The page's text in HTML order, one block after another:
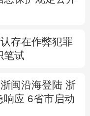
存在作弊犯罪
笔试
闽沿海登陆 浙
响应 6省市启动